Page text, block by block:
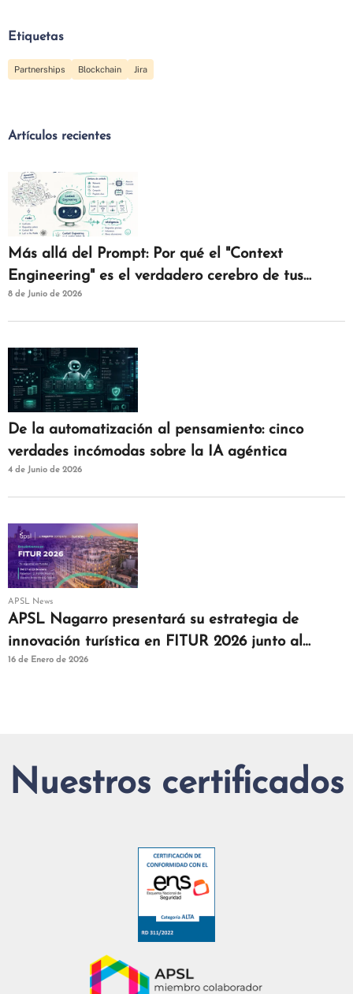
Etiquetas
Partnerships Blockchain Jira
Artículos recientes
Más allá del Prompt: Por qué el "Context
Engineering" es el verdadero cerebro de tus
agentes de IAM
8 de Junio de 2026
De la automatización al pensamiento: cinco
verdades incómodas sobre la IA agéntica
4 de Junio de 2026
APSL News
APSL Nagarro presentará su estrategia de
innovación turística en FITUR 2026 junto al
clúster Turistec
16 de Enero de 2026
Nuestros certificados